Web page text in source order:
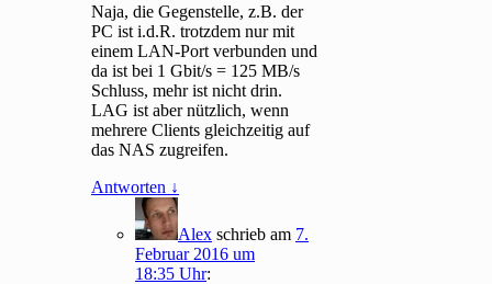
Naja, die Gegenstelle, z.B. der
PC ist i.d.R. trotzdem nur mit
einem LAN-Port verbunden und
da ist bei 1 Gbit/s = 125 MB/s
Schluss, mehr ist nicht drin.
LAG ist aber nützlich, wenn
mehrere Clients gleichzeitig auf
das NAS zugreifen.
Antworten ↓
Alex schrieb am 7.
Februar 2016 um
18:35 Uhr: